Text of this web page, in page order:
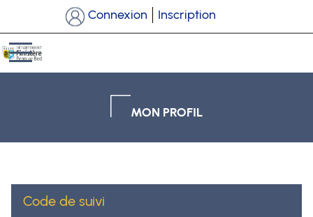
Connexion Inscription
Ouvrir le menu
MON PROFIL
Code de suivi